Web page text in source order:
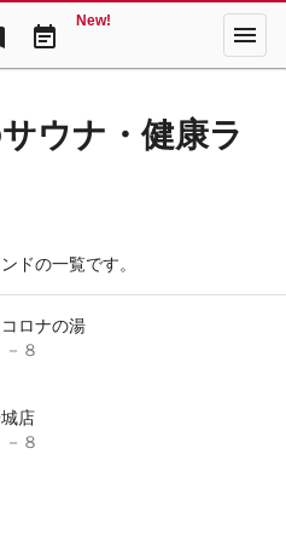
event_note
New! menu
ウナ・健康ラ
ドの一覧です。
ロナの湯
８
店
８